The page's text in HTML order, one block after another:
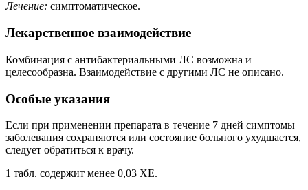
Лечение: симптоматическое.
Лекарственное взаимодействие
Комбинация с антибактериальными ЛС возможна и
целесообразна. Взаимодействие с другими ЛС не описано.
Особые указания
Если при применении препарата в течение 7 дней симптомы
заболевания сохраняются или состояние больного ухудшается,
следует обратиться к врачу.
1 табл. содержит менее 0,03 ХЕ.